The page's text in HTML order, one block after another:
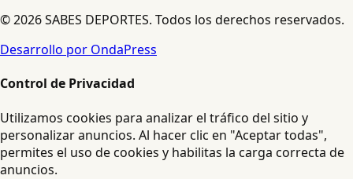
© 2026 SABES DEPORTES. Todos los derechos reservados.
Desarrollo por OndaPress
Control de Privacidad
Utilizamos cookies para analizar el tráfico del sitio y
personalizar anuncios. Al hacer clic en "Aceptar todas",
permites el uso de cookies y habilitas la carga correcta de
anuncios.